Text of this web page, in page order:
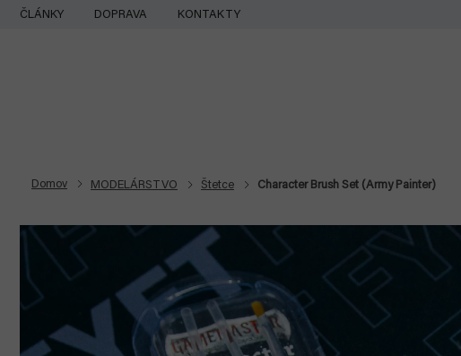
Prejsť
ČLÁNKY DOPRAVA KONTAKTY
Domov MODELÁRSTVO Štetce Character Brush Set (Army Painter)